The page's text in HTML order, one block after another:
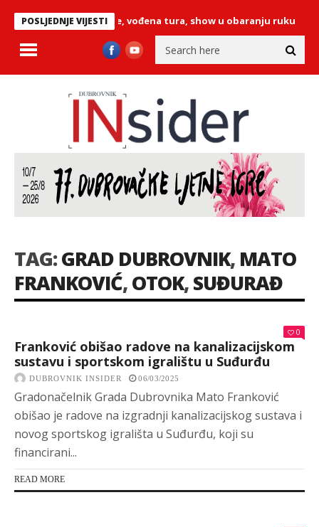
POSLJEDNJE VIJESTI
pučke feste, vođena tura, show u obaranju ruku
TAG:GRAD DUBROVNIK, MATO
FRANKOVIĆ,OTOK,SUĐURAĐ
0
Franković obišao radove na kanalizacijskom
sustavu i sportskom igralištu u Suđurđu
DUBROVNIK INSIDER 06/03/2025
Gradonačelnik Grada Dubrovnika Mato Franković
obišao je radove na izgradnji kanalizacijskog sustava i
novog sportskog igrališta u Suđurđu, koji su
financirani...
READ MORE